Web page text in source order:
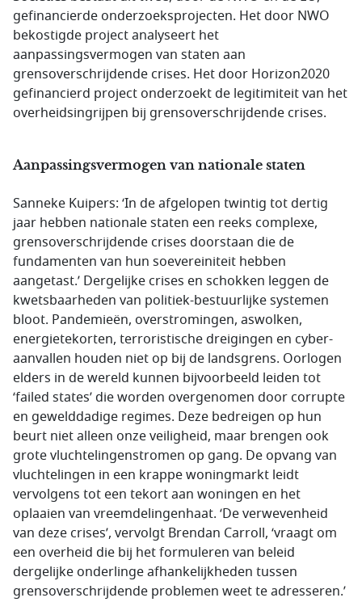
gefinancierde onderzoeksprojecten. Het door NWO
bekostigde project analyseert het
aanpassingsvermogen van staten aan
grensoverschrijdende crises. Het door Horizon2020
gefinancierd project onderzoekt de legitimiteit van het
overheidsingrijpen bij grensoverschrijdende crises.
Aanpassingsvermogen van nationale staten
Sanneke Kuipers: ‘In de afgelopen twintig tot dertig
jaar hebben nationale staten een reeks complexe,
grensoverschrijdende crises doorstaan die de
fundamenten van hun soevereiniteit hebben
aangetast.’ Dergelijke crises en schokken leggen de
kwetsbaarheden van politiek-bestuurlijke systemen
bloot. Pandemieën, overstromingen, aswolken,
energietekorten, terroristische dreigingen en cyber-
aanvallen houden niet op bij de landsgrens. Oorlogen
elders in de wereld kunnen bijvoorbeeld leiden tot
‘failed states’ die worden overgenomen door corrupte
en gewelddadige regimes. Deze bedreigen op hun
beurt niet alleen onze veiligheid, maar brengen ook
grote vluchtelingenstromen op gang. De opvang van
vluchtelingen in een krappe woningmarkt leidt
vervolgens tot een tekort aan woningen en het
oplaaien van vreemdelingenhaat. ‘De verwevenheid
van deze crises’, vervolgt Brendan Carroll, ‘vraagt om
een overheid die bij het formuleren van beleid
dergelijke onderlinge afhankelijkheden tussen
grensoverschrijdende problemen weet te adresseren.’